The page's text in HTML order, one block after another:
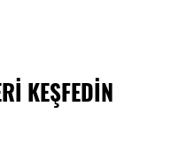
KEŞFEDİN